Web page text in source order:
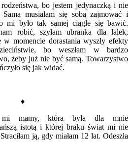
bo jestem jedynaczką i nie
musiałam się sobą zajmować i
mi było tak samej ciągle się bawić.
robić, szyłam ubranka dla lalek,
momencie dorastania wyszły efekty
bo weszłam w bardzo
żeby już nie być samą. Towarzystwo
się jak widać.
♦
mi mamy, która była dla mnie
istotą i której braku świat mi nie
ją, gdy miałam 12 lat. Odeszła